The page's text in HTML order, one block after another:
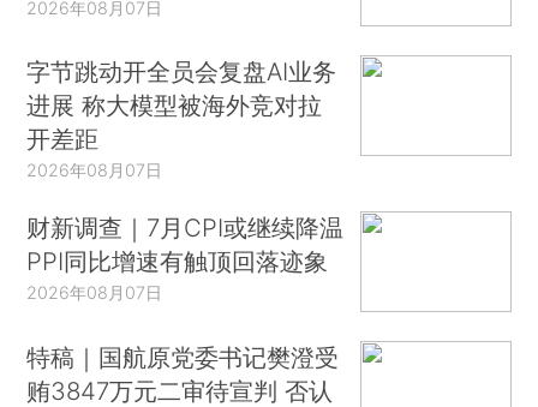
2026年08月07日
字节跳动开全员会复盘AI业务
进展 称大模型被海外竞对拉
开差距
2026年08月07日
财新调查｜7月CPI或继续降温
PPI同比增速有触顶回落迹象
2026年08月07日
特稿｜国航原党委书记樊澄受
贿3847万元二审待宣判 否认